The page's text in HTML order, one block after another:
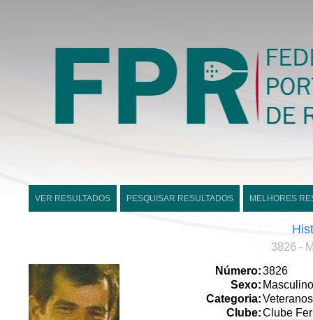
VER RESULTADOS PESQUISAR RESULTADOS MELHORES
3826 -
Número:3826
Sexo: Masculino
Categoria:Veteranos
Clube:Clube